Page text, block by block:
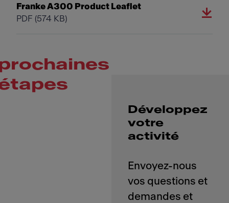
Franke A300 Product Leaflet
PDF (574 KB)
Développez
votre
activité
Envoyez-nous
vos questions et
demandes et